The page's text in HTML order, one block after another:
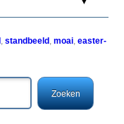
,standbeeld ,moai,easter-